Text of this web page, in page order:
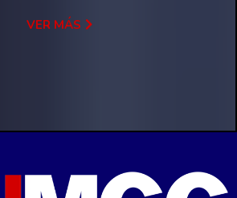
VER MÁS